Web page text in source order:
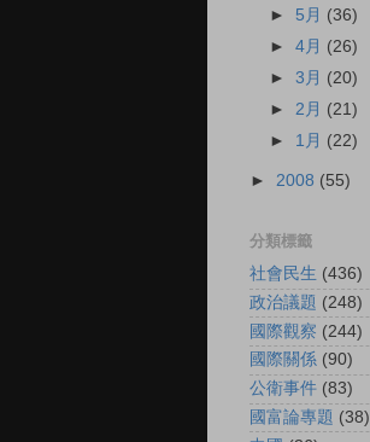
► 5月 (36)
►4月 (26)
►3月 (20)
► 2月 (21)
► 1月 (22)
► 2008 (55)
分類標籤
社會民生 (436)
政治議題 (248)
國際觀察 (244)
國際關係 (90)
公衛事件 (83)
國富論專題 (38)